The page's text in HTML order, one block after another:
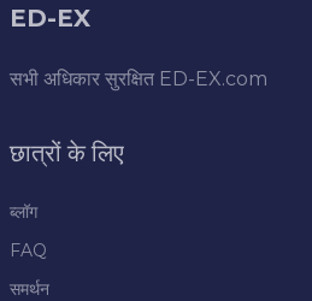
ED-EX
सभी अधिकार सुरक्षित ED-EX.com
छात्रों के लिए
ब्लॉग
FAQ
समर्थन